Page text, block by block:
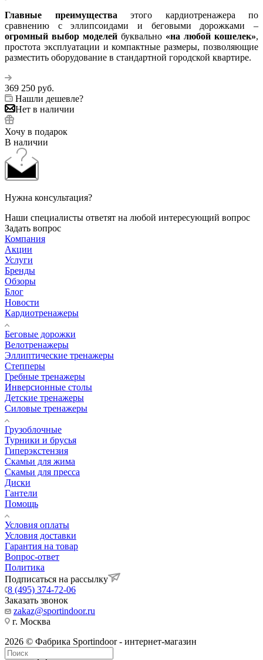
Главные преимущества этого кардиотренажера по
сравнению с эллипсоидами и беговыми дорожками –
огромный выбор моделей буквально «на любой кошелек»,
простота эксплуатации и компактные размеры, позволяющие
разместить оборудование в стандартной городской квартире.
369 250 руб.
Нашли дешевле?
Нет в наличии
Хочу в подарок
В наличии
Нужна консультация?
Наши специалисты ответят на любой интересующий вопрос
Задать вопрос
Компания
Акции
Услуги
Бренды
Обзоры
Блог
Новости
Кардиотренажеры
Беговые дорожки
Велотренажеры
Эллиптические тренажеры
Степперы
Гребные тренажеры
Инверсионные столы
Детские тренажеры
Силовые тренажеры
Грузоблочные
Турники и брусья
Гиперэкстензия
Скамьи для жима
Скамьи для пресса
Диски
Гантели
Помощь
Условия оплаты
Условия доставки
Гарантия на товар
Вопрос-ответ
Политика
Подписаться на рассылку
8 (495) 374-72-06
Заказать звонок
zakaz@sportindoor.ru
г. Москва
2026 © Фабрика Sportindoor - интернет-магазин